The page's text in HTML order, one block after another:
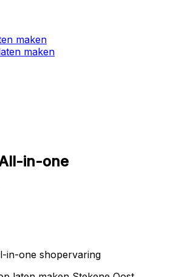
maken
maken
in-one
in-one shopervaring